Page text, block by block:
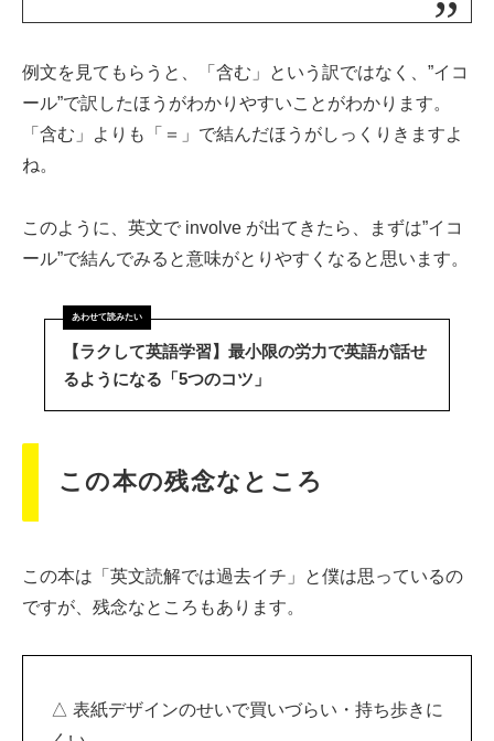
例文を見てもらうと、「含む」という訳ではなく、”イコ
ール”で訳したほうがわかりやすいことがわかります。
「含む」よりも「＝」で結んだほうがしっくりきますよ
ね。
このように、英文で involve が出てきたら、まずは”イコ
ール”で結んでみると意味がとりやすくなると思います。
【ラクして英語学習】最小限の労力で英語が話せ
るようになる「5つのコツ」
この本の残念なところ
この本は「英文読解では過去イチ」と僕は思っているの
ですが、残念なところもあります。
△ 表紙デザインのせいで買いづらい・持ち歩きに